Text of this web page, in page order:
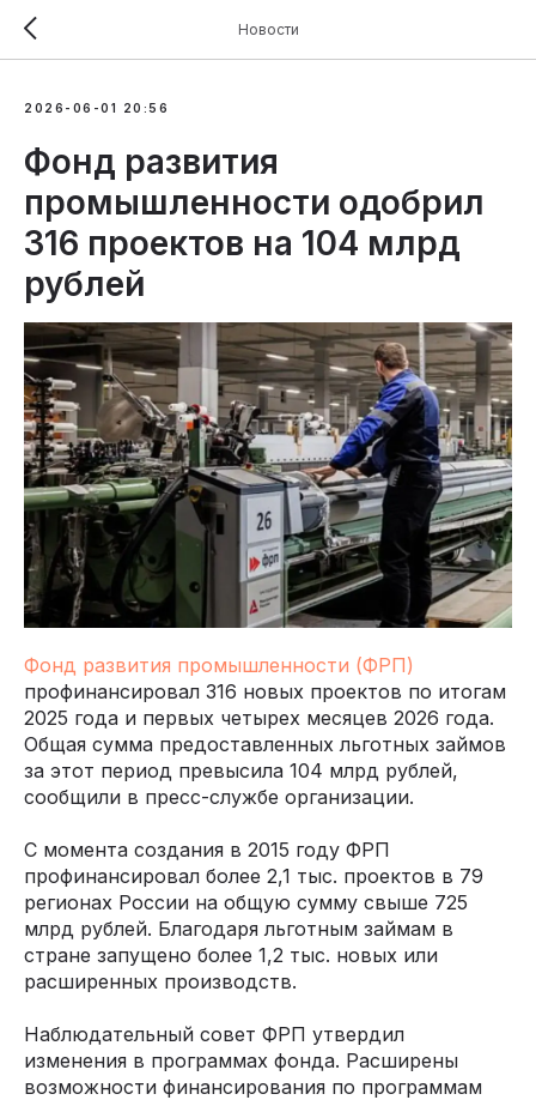
Новости
2026-06-01 20:56
Фонд развития
промышленности одобрил
316 проектов на 104 млрд
рублей
Фонд развития промышленности (ФРП)
профинансировал 316 новых проектов по итогам
2025 года и первых четырех месяцев 2026 года.
Общая сумма предоставленных льготных займов
за этот период превысила 104 млрд рублей,
сообщили в пресс-службе организации.
С момента создания в 2015 году ФРП
профинансировал более 2,1 тыс. проектов в 79
регионах России на общую сумму свыше 725
млрд рублей. Благодаря льготным займам в
стране запущено более 1,2 тыс. новых или
расширенных производств.
Наблюдательный совет ФРП утвердил
изменения в программах фонда. Расширены
возможности финансирования по программам